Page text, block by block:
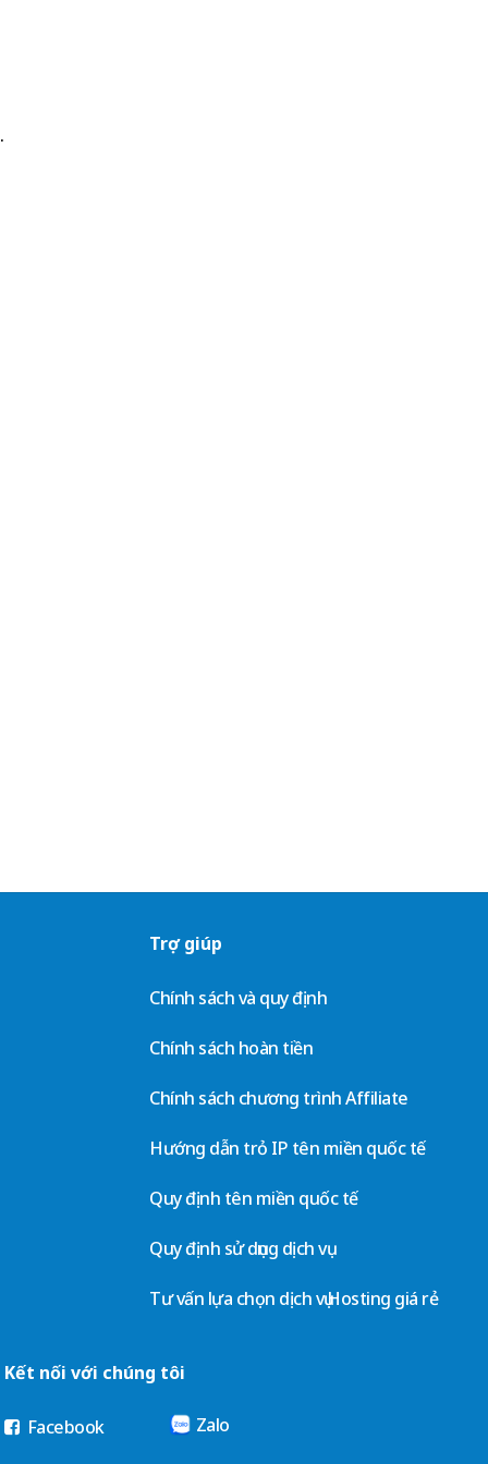
Trợ giúp
Chính sách và quy định
Chính sách hoàn tiền
Chính sách chương trình Affiliate
Hướng dẫn trỏ IP tên miền quốc tế
Quy định tên miền quốc tế
Quy định sử dụng dịch vụ
Tư vấn lựa chọn dịch vụ Hosting giá rẻ
Kết nối với chúng tôi
Facebook Zalo